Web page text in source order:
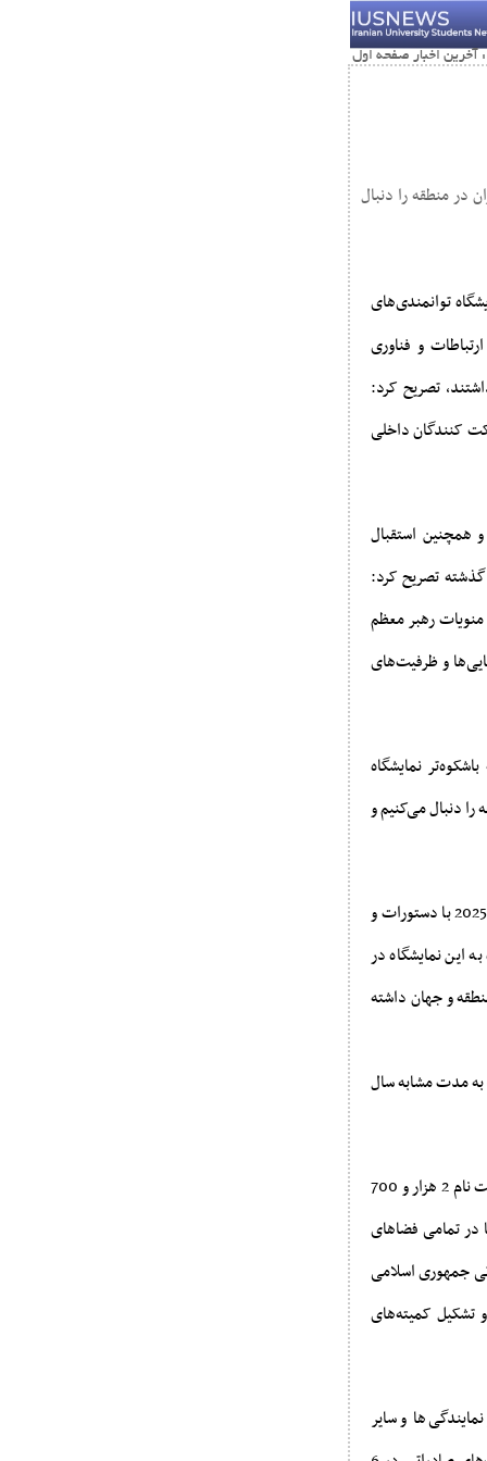
جمهوری اسلامی ایران در منطقه را دنبال
توانمندی‌های
و فناوری
تصریح کرد:
عملکرد، افزایش شرکت کنندگان داخلی
همچنین استقبال
گذشته تصریح کرد:
در راستای تحقق تاکیدات و منویات رهبر معظم
و ظرفیت‌های
نمایشگاه
را دنبال می‌کنیم و
سید محمد اتابک وزیر صنعت، معدن و تجارت در این جلسه با بیان اینکه برگزاری نمایشگاه ایران اکسپوی 2025 با دستورات و
نمایشگاه در
و جهان داشته
به مدت مشابه سال
همچنین در این جلسه محمدعلی دهقان دهنوی رئیس سازمان توسعه تجارت ایران با اشاره به استقبال و ثبت نام 2 هزار و 700
جهان و جانمایی شرکت‌ها در تمامی فضاهای
جمهوری اسلامی
و تشکیل کمیته‌های
و سایر